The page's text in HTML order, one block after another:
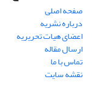
صفحه اصلی
درباره نشریه
اعضای هیات تحریریه
ارسال مقاله
تماس با ما
نقشه سایت